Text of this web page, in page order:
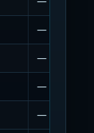
—
—
—
—